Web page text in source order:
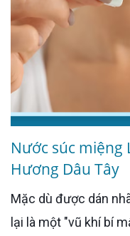
Nước súc miệng
Hương Dâu Tây
Mặc dù được dán nhãn dành cho trẻ em, nhưng đây
lại là một "vũ khí bí